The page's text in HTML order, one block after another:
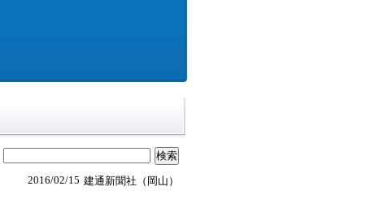
建通新聞社（岡山）
2016/02/15